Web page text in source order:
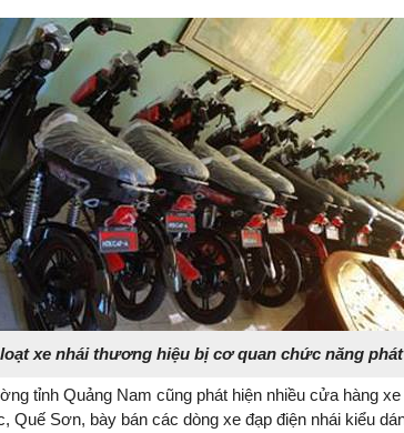
xe nhái thương hiệu bị cơ quan chức năng
tỉnh Quảng Nam cũng phát hiện nhiều cửa hàng
Quế Sơn, bày bán các dòng xe đạp điện nhái kiểu